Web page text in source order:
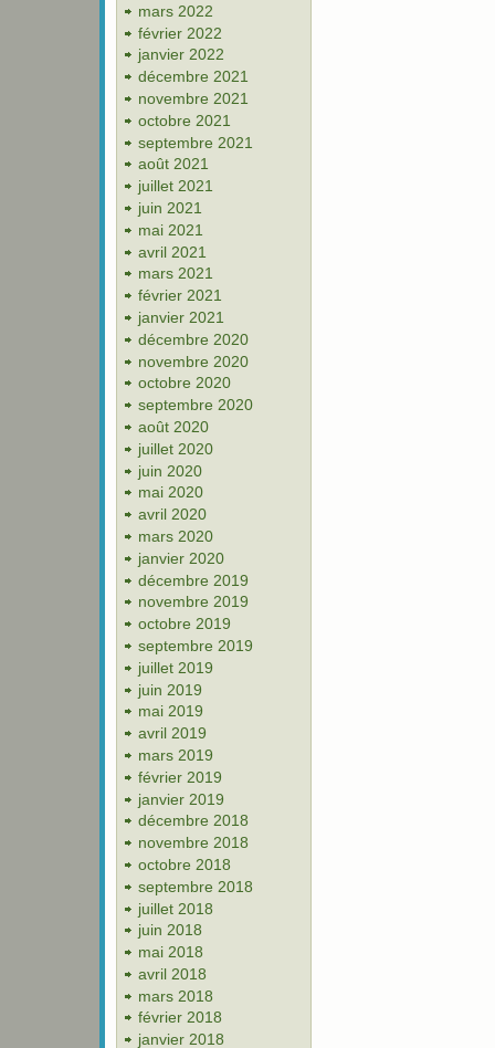
mars 2022
février 2022
janvier 2022
décembre 2021
novembre 2021
octobre 2021
septembre 2021
août 2021
juillet 2021
juin 2021
mai 2021
avril 2021
mars 2021
février 2021
janvier 2021
décembre 2020
novembre 2020
octobre 2020
septembre 2020
août 2020
juillet 2020
juin 2020
mai 2020
avril 2020
mars 2020
janvier 2020
décembre 2019
novembre 2019
octobre 2019
septembre 2019
juillet 2019
juin 2019
mai 2019
avril 2019
mars 2019
février 2019
janvier 2019
décembre 2018
novembre 2018
octobre 2018
septembre 2018
juillet 2018
juin 2018
mai 2018
avril 2018
mars 2018
février 2018
janvier 2018